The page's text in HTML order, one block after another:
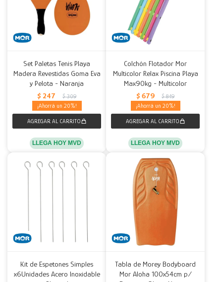
Set Paletas Tenis Playa
Madera Revestidas Goma Eva
y Pelota - Naranja
$ 247 $ 309
20
LLEGA HOY MVD
Colchón Flotador Mor
Multicolor Relax Piscina Playa
Max90kg - Multicolor
$ 679 $ 849
20
LLEGA HOY MVD
Kit de Espetones Simples
x6Unidades Acero Inoxidable
Tabla de Morey Bodyboard
Mor Aloha 100x54cm p/